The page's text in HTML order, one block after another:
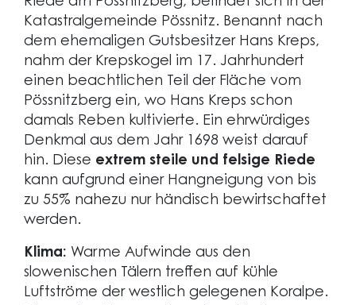
Katastralgemeinde Pössnitz. Benannt nach
dem ehemaligen Gutsbesitzer Hans Kreps,
nahm der Krepskogel im 17. Jahrhundert
einen beachtlichen Teil der Fläche vom
Pössnitzberg ein, wo Hans Kreps schon
damals Reben kultivierte. Ein ehrwürdiges
Denkmal aus dem Jahr 1698 weist darauf
hin. Diese extrem steile und felsige Riede
kann aufgrund einer Hangneigung von bis
zu 55% nahezu nur händisch bewirtschaftet
werden.
Klima: Warme Aufwinde aus den
slowenischen Tälern treffen auf kühle
Luftströme der westlich gelegenen Koralpe.